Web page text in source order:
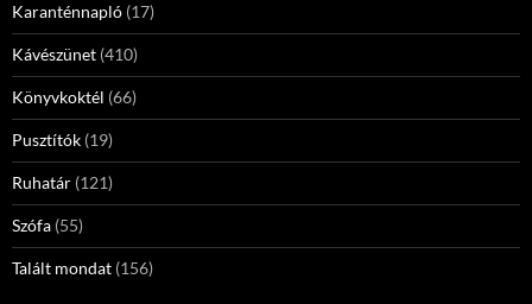
Karanténnapló (17)
Kávészünet (410)
Könyvkoktél (66)
Pusztítók (19)
Ruhatár (121)
Szófa (55)
Talált mondat (156)